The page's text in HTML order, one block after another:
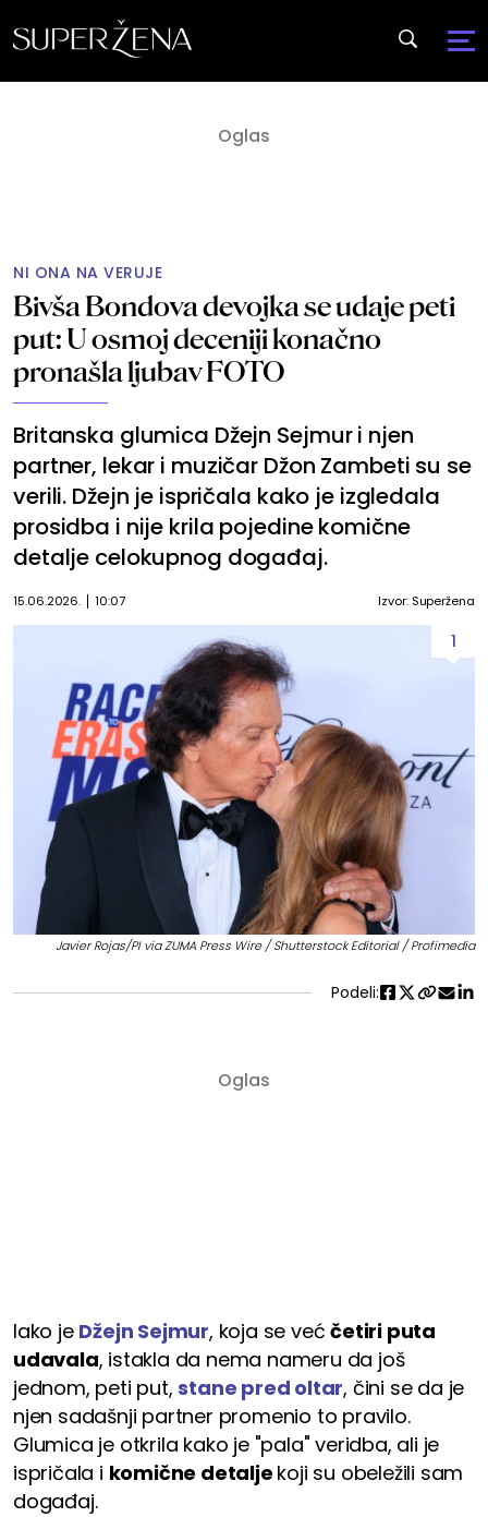
NI ONA NA VERUJE
Bivša Bondova devojka se udaje peti
put: U osmoj deceniji konačno
pronašla ljubav FOTO
Britanska glumica Džejn Sejmur i njen
partner, lekar i muzičar Džon Zambeti su se
verili. Džejn je ispričala kako je izgledala
prosidba i nije krila pojedine komične
detalje celokupnog događaj.
15.06.2026. 10:07 Izvor: Superžena
1
Javier Rojas/PI via ZUMA Press Wire / Shutterstock Editorial / Profimedia
Podeli:
Iako je Džejn Sejmur, koja se većčetiri puta
udavala, istakla da nema nameru da još
jednom, peti put,stane pred oltar, čini se da je
njen sadašnji partner promenio to pravilo.
Glumica je otkrila kako je "pala" veridba, ali je
ispričala i komične detalje koji su obeležili sam
događaj.